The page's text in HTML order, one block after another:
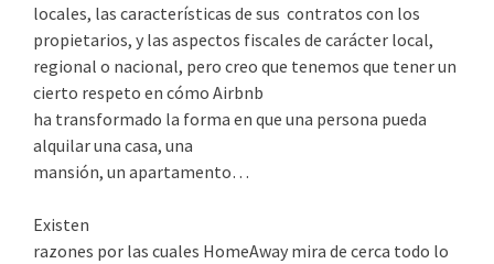
locales, las características de sus contratos con los
propietarios, y las aspectos fiscales de carácter local,
regional o nacional, pero creo que tenemos que tener un
cierto respeto en cómo Airbnb
ha transformado la forma en que una persona pueda
alquilar una casa, una
mansión, un apartamento…
Existen
razones por las cuales HomeAway mira de cerca todo lo